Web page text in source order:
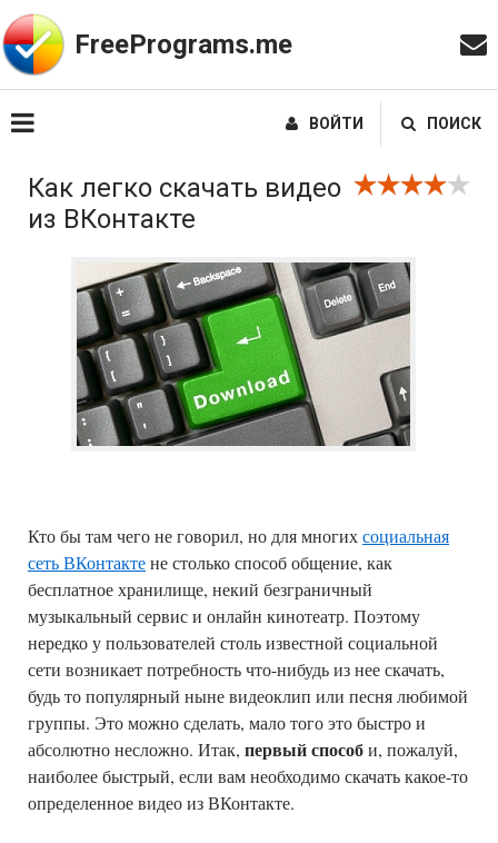
FreePrograms.me
ВОЙТИ ПОИСК
Как легко скачать видео
из ВКонтакте
Кто бы там чего не говорил, но для многихсоциальная
сеть ВКонтактене столько способ общение, как
бесплатное хранилище, некий безграничный
музыкальный сервис и онлайн кинотеатр. Поэтому
нередко у пользователей столь известной социальной
сети возникает потребность что-нибудь из нее скачать,
будь то популярный ныне видеоклип или песня любимой
группы. Это можно сделать, мало того это быстро и
абсолютно несложно. Итак, первый способи, пожалуй,
наиболее быстрый, если вам необходимо скачать какое-то
определенное видео из ВКонтакте.